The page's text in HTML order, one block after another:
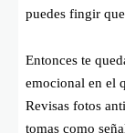
puedes fingir
Entonces te
emocional en el
Revisas fotos
tomas como